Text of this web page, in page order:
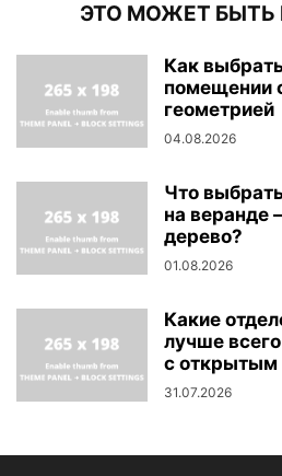
ЭТО МОЖЕТ БЫТЬ
Как
помещении
геометрией
04.08.2026
Что
на веранде
дерево?
01.08.2026
Какие
лучше
с открытым
31.07.2026